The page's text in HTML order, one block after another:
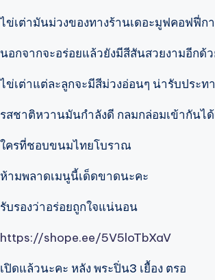
ไข่เต่ามันม่วงของทางร้านเดอะมูฟคอฟฟี่ก
นอกจากจะอร่อยแล้วยังมีสีสันสวยงามอีกด้
ไข่เต่าแต่ละลูกจะมีสีม่วงอ่อนๆ น่ารับประท
รสชาติหวานมันกำลังดี กลมกล่อมเข้ากันไ
ใครที่ชอบขนมไทยโบราณ
ห้ามพลาดเมนูนี้เด็ดขาดนะคะ
รับรองว่าอร่อยถูกใจแน่นอน
https://shope.ee/5V5loTbXaV
เปิดแล้วนะคะ หลัง พระปิ่น3 เยื้อง ตรอ